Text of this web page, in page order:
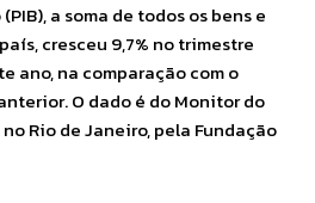
a soma de todos os bens e
cresceu 9,7% no trimestre
ano, na comparação com o
O dado é do Monitor do
Rio de Janeiro, pela Fundação